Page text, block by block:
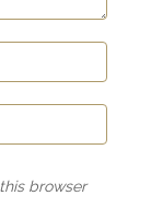
browser